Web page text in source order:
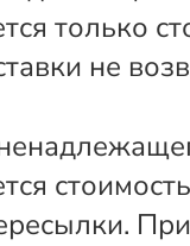
только
не